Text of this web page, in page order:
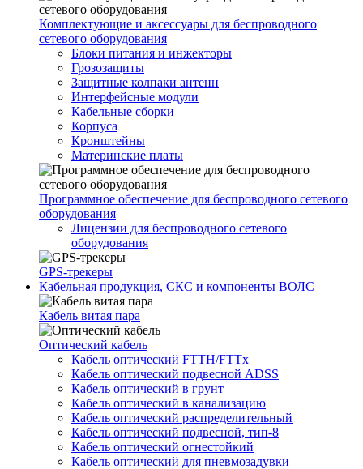
Комплектующие и аксессуары для беспроводного
сетевого оборудования
Блоки питания и инжекторы
Грозозащиты
Защитные колпаки антенн
Интерфейсные модули
Кабельные сборки
Корпуса
Кронштейны
Материнские платы
Программное обеспечение для беспроводного сетевого
оборудования
Лицензии для беспроводного сетевого
оборудования
GPS-трекеры
Кабельная продукция, СКС и компоненты ВОЛС
Кабель витая пара
Оптический кабель
Кабель оптический FTTH/FTTx
Кабель оптический подвесной ADSS
Кабель оптический в грунт
Кабель оптический в канализацию
Кабель оптический распределительный
Кабель оптический подвесной, тип-8
Кабель оптический огнестойкий
Кабель оптический для пневмозадувки